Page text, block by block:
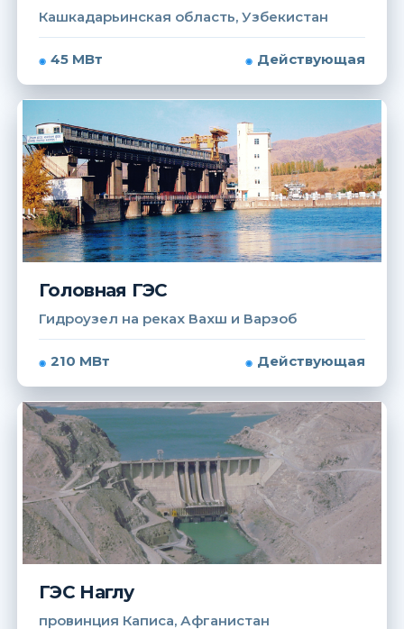
Кашкадарьинская область, Узбекистан
45 МВт Действующая
Головная ГЭС
Гидроузел на реках Вахш и Варзоб
210 МВт Действующая
ГЭС Наглу
провинция Каписа, Афганистан